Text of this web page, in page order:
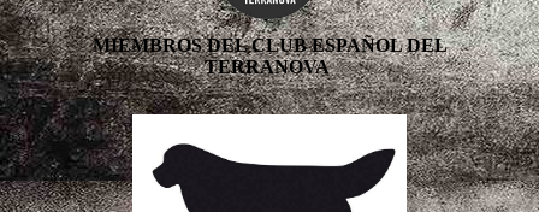
MIEMBROS DEL CLUB ESPAÑOL DEL
TERRANOVA